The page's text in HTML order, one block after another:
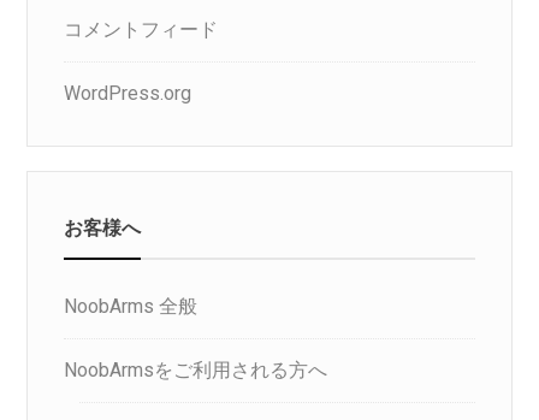
コメントフィード
WordPress.org
お客様へ
NoobArms 全般
NoobArmsをご利用される方へ